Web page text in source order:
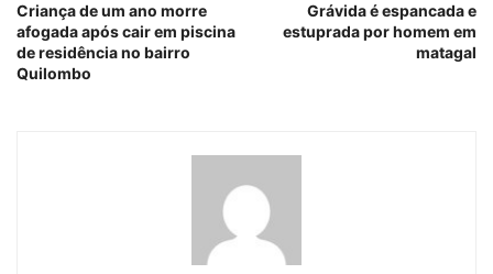
Criança de um ano morre
afogada após cair em piscina
de residência no bairro
Quilombo
Grávida é espancada e
estuprada por homem em
matagal